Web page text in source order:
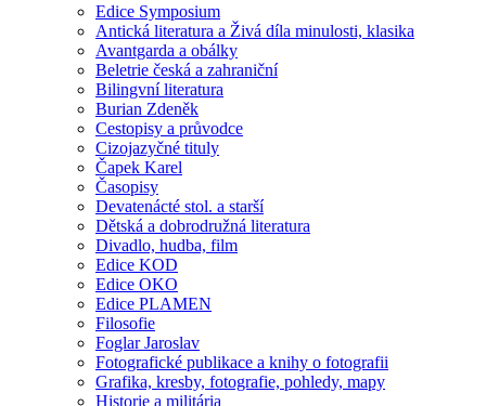
Edice Symposium
Antická literatura a Živá díla minulosti, klasika
Avantgarda a obálky
Beletrie česká a zahraniční
Bilingvní literatura
Burian Zdeněk
Cestopisy a průvodce
Cizojazyčné tituly
Čapek Karel
Časopisy
Devatenácté stol. a starší
Dětská a dobrodružná literatura
Divadlo, hudba, film
Edice KOD
Edice OKO
Edice PLAMEN
Filosofie
Foglar Jaroslav
Fotografické publikace a knihy o fotografii
Grafika, kresby, fotografie, pohledy, mapy
Historie a militária